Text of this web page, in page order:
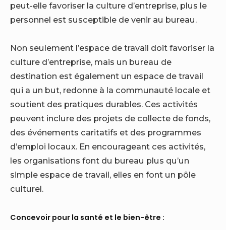
peut-elle favoriser la culture d’entreprise, plus le
personnel est susceptible de venir au bureau.
Non seulement l’espace de travail doit favoriser la
culture d’entreprise, mais un bureau de
destination est également un espace de travail
qui a un but, redonne à la communauté locale et
soutient des pratiques durables. Ces activités
peuvent inclure des projets de collecte de fonds,
des événements caritatifs et des programmes
d’emploi locaux. En encourageant ces activités,
les organisations font du bureau plus qu’un
simple espace de travail, elles en font un pôle
culturel.
Concevoir pour la santé et le bien-être :